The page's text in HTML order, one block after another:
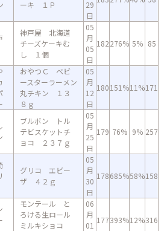
ーキ １Ｐ
29
日
神戸屋 北海道
チーズケーキむ
し １個
05
月
05
日
182276% 5% 85
おやつＣ ベビ
ースターラーメン
丸チキン １３
８ｇ
05
月
12
日
180151%11%171
ブルボン トル
テビスケットチ
ョコ ２３７ｇ
05
月
25
日
179 76% 9% 257
グリコ エビー
ザ ４２ｇ
05
月
30
日
178685%58%158
モンテール と
ろける生ロール
ミルキショコ
06
月
01
177393%12%316